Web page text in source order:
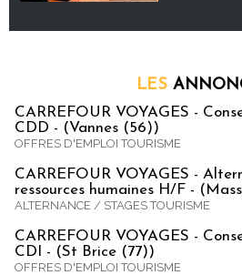
LES
CARREFOUR VOYAGES -
CDD - (Vannes (56))
OFFRES D'EMPLOI TOURISME
CARREFOUR VOYAGES -
ressources humaines H/F -
ALTERNANCE / STAGES TOURISME
CARREFOUR VOYAGES -
CDI - (St Brice (77))
OFFRES D'EMPLOI TOURISME